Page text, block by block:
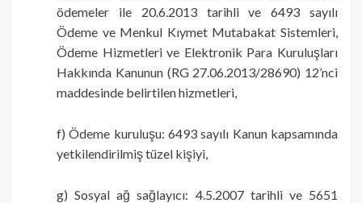
ödemeler ile 20.6.2013 tarihli ve 6493 sayılı
Ödeme ve Menkul Kıymet Mutabakat Sistemleri,
Ödeme Hizmetleri ve Elektronik Para Kuruluşları
Hakkında Kanunun (RG 27.06.2013/28690) 12’nci
maddesinde belirtilen hizmetleri,
f) Ödeme kuruluşu: 6493 sayılı Kanun kapsamında
yetkilendirilmiş tüzel kişiyi,
g) Sosyal ağ sağlayıcı: 4.5.2007 tarihli ve 5651